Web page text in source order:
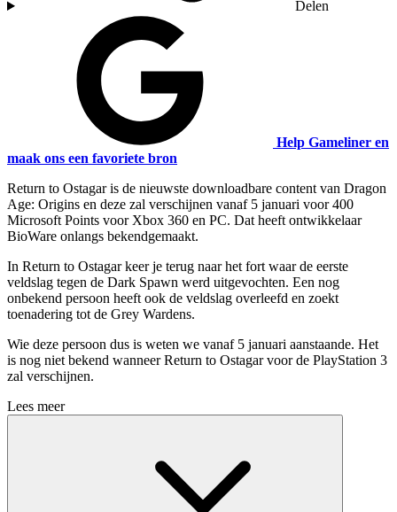
Delen
Help Gameliner en
maak ons een favoriete bron
Return to Ostagar is de nieuwste downloadbare content van Dragon
Age: Origins en deze zal verschijnen vanaf 5 januari voor 400
Microsoft Points voor Xbox 360 en PC. Dat heeft ontwikkelaar
BioWare onlangs bekendgemaakt.
In Return to Ostagar keer je terug naar het fort waar de eerste
veldslag tegen de Dark Spawn werd uitgevochten. Een nog
onbekend persoon heeft ook de veldslag overleefd en zoekt
toenadering tot de Grey Wardens.
Wie deze persoon dus is weten we vanaf 5 januari aanstaande. Het
is nog niet bekend wanneer Return to Ostagar voor de PlayStation 3
zal verschijnen.
Lees meer